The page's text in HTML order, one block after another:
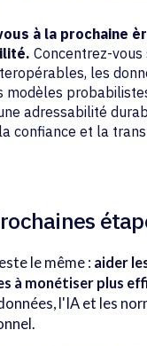
à la prochaine
Concentrez-
les
modèles
adressabilité
confiance et la
le même : aider
à monétiser plus
l'IA et les